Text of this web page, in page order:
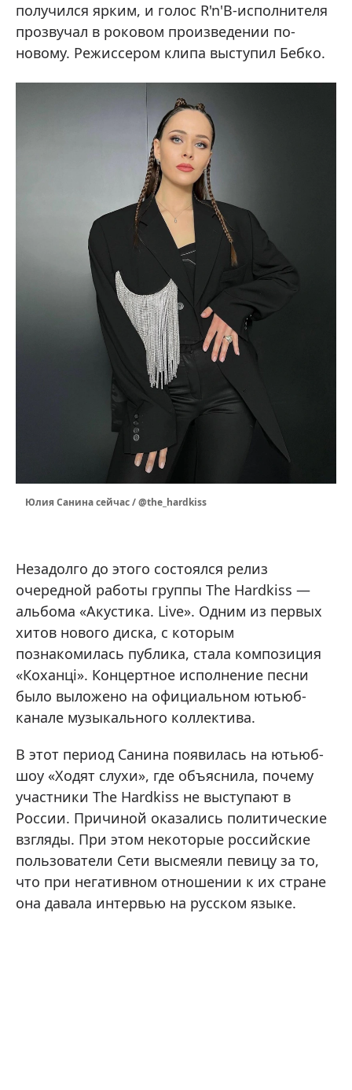
получился ярким, и голос R'n'B-исполнителя
прозвучал в роковом произведении по-
новому. Режиссером клипа выступил Бебко.
Юлия Санина сейчас / @the_hardkiss
Незадолго до этого состоялся релиз
очередной работы группы The Hardkiss —
альбома «Акустика. Live». Одним из первых
хитов нового диска, с которым
познакомилась публика, стала композиция
«Коханці». Концертное исполнение песни
было выложено на официальном ютьюб-
канале музыкального коллектива.
В этот период Санина появилась на ютьюб-
шоу «Ходят слухи», где объяснила, почему
участники The Hardkiss не выступают в
России. Причиной оказались политические
взгляды. При этом некоторые российские
пользователи Сети высмеяли певицу за то,
что при негативном отношении к их стране
она давала интервью на русском языке.